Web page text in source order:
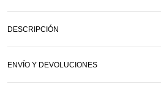
DESCRIPCIÓN
ENVÍO Y DEVOLUCIONES